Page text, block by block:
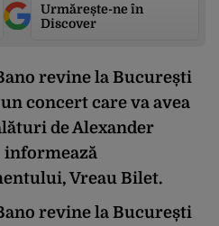
Urmărește-ne în
Discover
revine la București
concert care va avea
de Alexander
informează
Vreau Bilet.
revine la București